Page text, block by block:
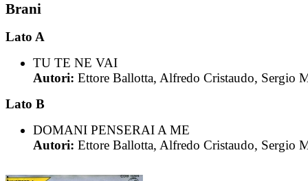
Brani
Lato A
TU TE NE VAI
Autori: Ettore Ballotta, Alfredo Cristaudo, Sergio
Lato B
DOMANI PENSERAI A ME
Autori: Ettore Ballotta, Alfredo Cristaudo, Sergio